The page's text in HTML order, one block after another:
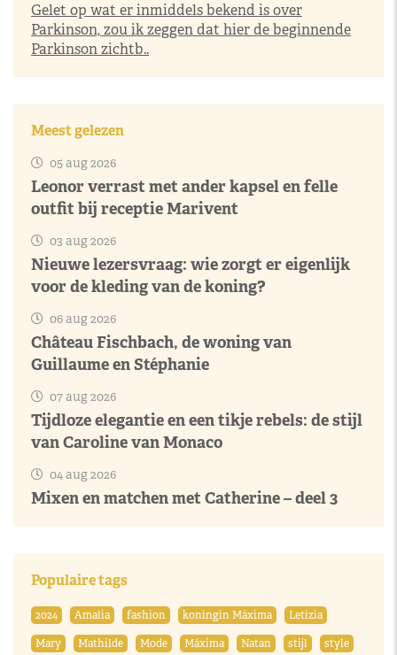
Gelet op wat er inmiddels bekend is over
Parkinson, zou ik zeggen dat hier de beginnende
Parkinson zichtb..
Meest gelezen
05 aug 2026
Leonor verrast met ander kapsel en felle
outfit bij receptie Marivent
03 aug 2026
Nieuwe lezersvraag: wie zorgt er eigenlijk
voor de kleding van de koning?
06 aug 2026
Château Fischbach, de woning van
Guillaume en Stéphanie
07 aug 2026
Tijdloze elegantie en een tikje rebels: de stijl
van Caroline van Monaco
04 aug 2026
Mixen en matchen met Catherine – deel 3
Populaire tags
2024 Amalia fashion koningin Máxima
Letizia
Mary
Mathilde Mode Máxima Natan stijl style